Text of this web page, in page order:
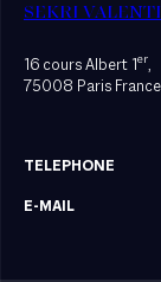
SEKRI
16 cours Albert 1er,
75008 Paris France
TELEPHONE
E-MAIL